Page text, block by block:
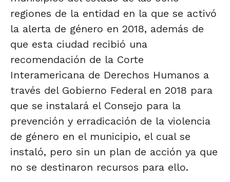
regiones de la entidad en la que se activó
la alerta de género en 2018, además de
que esta ciudad recibió una
recomendación de la Corte
Interamericana de Derechos Humanos a
través del Gobierno Federal en 2018 para
que se instalará el Consejo para la
prevención y erradicación de la violencia
de género en el municipio, el cual se
instaló, pero sin un plan de acción ya que
no se destinaron recursos para ello.